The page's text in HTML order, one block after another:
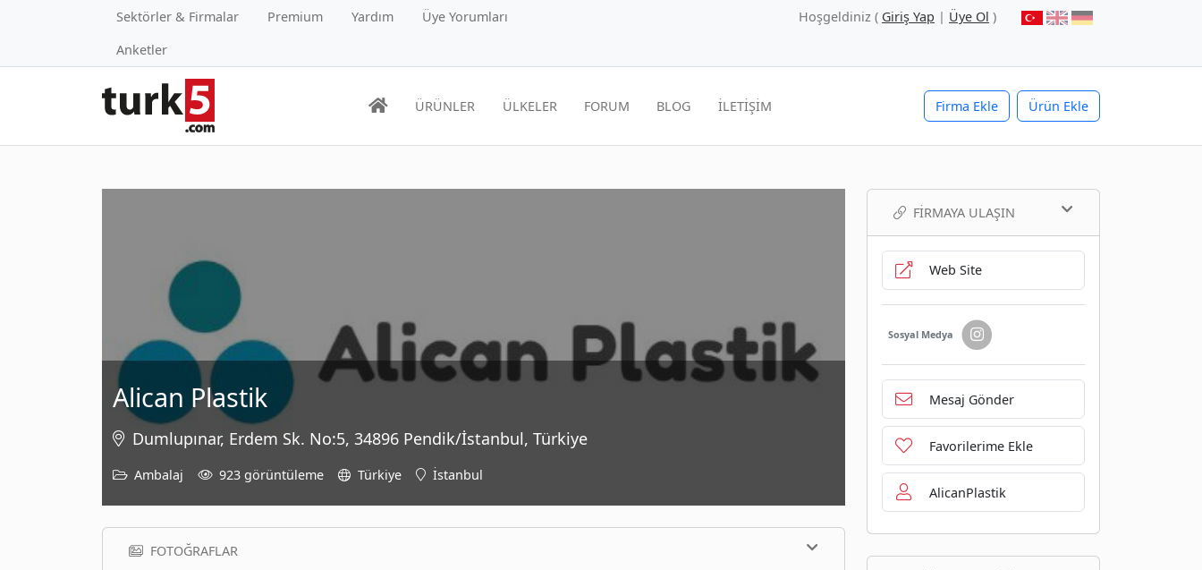
Sektörler & Firmalar Premium Yardım
Üye Yorumları
Anketler
Hoşgeldiniz ( Giriş Yap | Üye Ol )
Firma Ekle Ürün Ekle
ÜRÜNLER ÜLKELER FORUM BLOG İLETİŞİM
Alican Plastik
Dumlupınar, Erdem Sk. No:5, 34896 Pendik/İstanbul, Türkiye
Ambalaj 923 görüntüleme Türkiye İstanbul
FOTOĞRAFLAR
FIRMAYA ULAŞIN
Web Site
Sosyal Medya
Mesaj Gönder
Favorilerime Ekle
AlicanPlastik